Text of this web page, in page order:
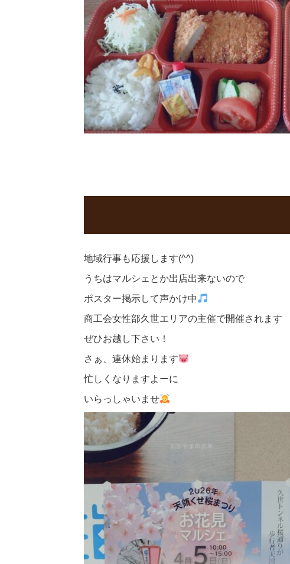
地域行事も応援します(^^)
うちはマルシェとか出店出来ないので
ポスター掲示して声かけ中
商工会女性部久世エリアの主催で開催されます
ぜひお越し下さい！
さぁ、連休始まります
忙しくなりますよーに
いらっしゃいませ